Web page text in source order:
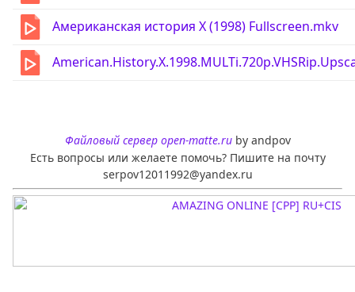
Американская история Х (1998) Fullscreen.mkv
Файловый сервер open-matte.ruby andpov
Есть вопросы или желаете помочь? Пишите на почту
serpov12011992@yandex.ru